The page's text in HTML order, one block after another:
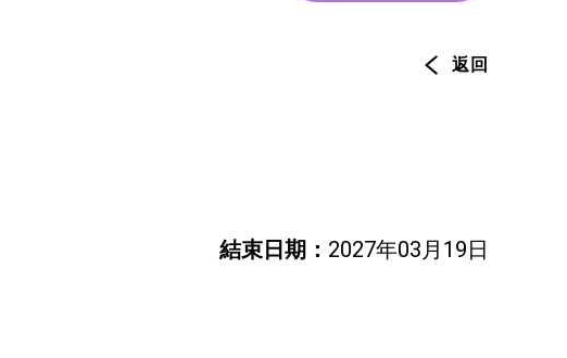
返回
結束日期： 2027年03月19日